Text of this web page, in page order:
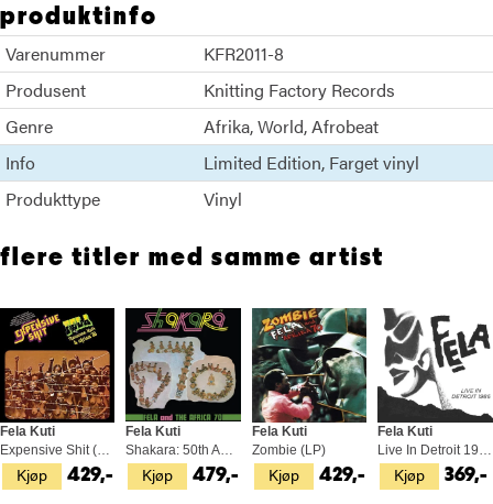
produktinfo
Varenummer
KFR2011-8
Produsent
Knitting Factory Records
Genre
Afrika World Afrobeat
Info
Limited Edition Farget vinyl
Produkttype
Vinyl
flere titler med samme artist
Kjøp
Fela Kuti
Expensive Shit (LP)
429,- Kjøp
Fela Kuti
Shakara: 50th Anniversary - LTD (LP+7")
479,- Kjøp
Fela Kuti
Zombie (LP)
429,- Kjøp
Fela Kuti
Live In Detroit 1986 (4LP)
369,-